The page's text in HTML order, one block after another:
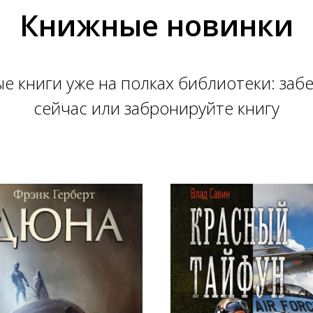
Книжные новинки
книги уже на полках библиотеки:
сейчас или забронируйте книгу